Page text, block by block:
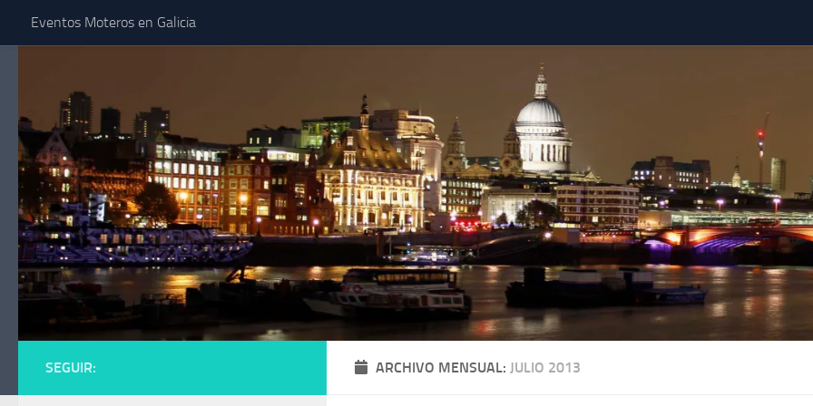
Saltar al contenido
Eventos Moteros en Galicia
ARCHIVO MENSUAL: JULIO 2013
SEGUIR: